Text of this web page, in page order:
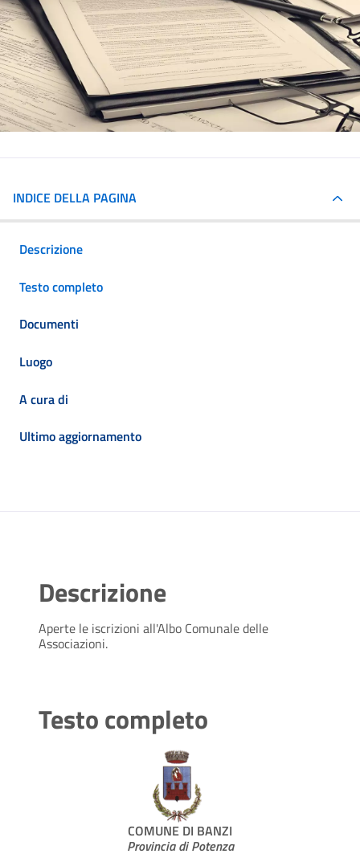
INDICE DELLA PAGINA
Descrizione
Testo completo
Documenti
Luogo
A cura di
Ultimo aggiornamento
Descrizione
Aperte le iscrizioni all'Albo Comunale delle
Associazioni.
Testo completo
COMUNE DI BANZI
Provincia di Potenza